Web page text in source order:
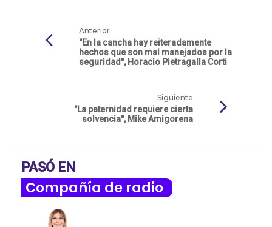
Anterior
"En la cancha hay reiteradamente
hechos que son mal manejados por la
seguridad", Horacio Pietragalla Corti
Siguiente
"La paternidad requiere cierta
solvencia", Mike Amigorena
PASÓ EN
Compañía de radio